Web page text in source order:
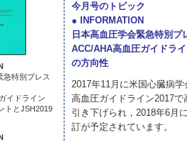
急特別プレス
イドライン
トとJSH2019
今月号のトピック
● INFORMATION
日本高血圧学会緊急特別プ
ACC/AHA高血圧ガイドラ
の方向性
2017年11月に米国心臓病
高血圧ガイドライン2017
引き下げられ，2018年6月
訂が予定されています。